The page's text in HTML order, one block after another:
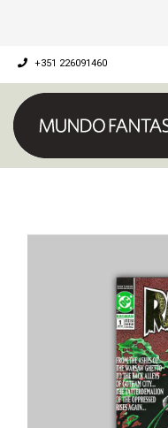
+351 226091460